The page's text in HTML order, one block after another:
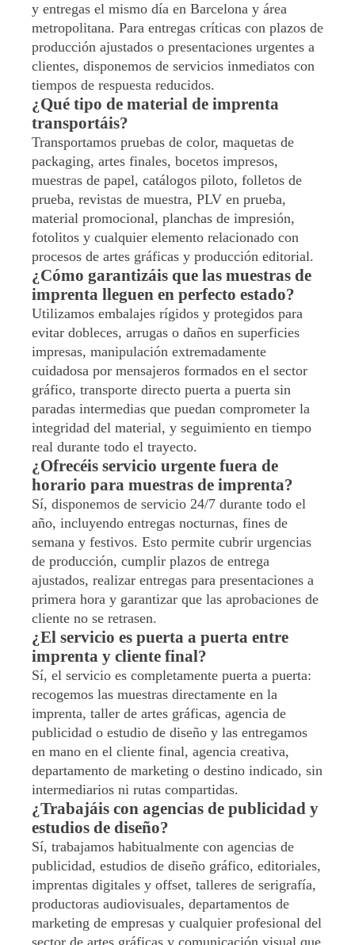
y entregas el mismo día en Barcelona y área
metropolitana. Para entregas críticas con plazos de
producción ajustados o presentaciones urgentes a
clientes, disponemos de servicios inmediatos con
tiempos de respuesta reducidos.
¿Qué tipo de material de imprenta
transportáis?
Transportamos pruebas de color, maquetas de
packaging, artes finales, bocetos impresos,
muestras de papel, catálogos piloto, folletos de
prueba, revistas de muestra, PLV en prueba,
material promocional, planchas de impresión,
fotolitos y cualquier elemento relacionado con
procesos de artes gráficas y producción editorial.
¿Cómo garantizáis que las muestras de
imprenta lleguen en perfecto estado?
Utilizamos embalajes rígidos y protegidos para
evitar dobleces, arrugas o daños en superficies
impresas, manipulación extremadamente
cuidadosa por mensajeros formados en el sector
gráfico, transporte directo puerta a puerta sin
paradas intermedias que puedan comprometer la
integridad del material, y seguimiento en tiempo
real durante todo el trayecto.
¿Ofrecéis servicio urgente fuera de
horario para muestras de imprenta?
Sí, disponemos de servicio 24/7 durante todo el
año, incluyendo entregas nocturnas, fines de
semana y festivos. Esto permite cubrir urgencias
de producción, cumplir plazos de entrega
ajustados, realizar entregas para presentaciones a
primera hora y garantizar que las aprobaciones de
cliente no se retrasen.
¿El servicio es puerta a puerta entre
imprenta y cliente final?
Sí, el servicio es completamente puerta a puerta:
recogemos las muestras directamente en la
imprenta, taller de artes gráficas, agencia de
publicidad o estudio de diseño y las entregamos
en mano en el cliente final, agencia creativa,
departamento de marketing o destino indicado, sin
intermediarios ni rutas compartidas.
¿Trabajáis con agencias de publicidad y
estudios de diseño?
Sí, trabajamos habitualmente con agencias de
publicidad, estudios de diseño gráfico, editoriales,
imprentas digitales y offset, talleres de serigrafía,
productoras audiovisuales, departamentos de
marketing de empresas y cualquier profesional del
sector de artes gráficas y comunicación visual que